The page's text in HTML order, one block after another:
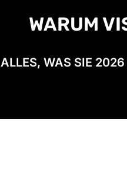
WARUM
ALLES, WAS SIE